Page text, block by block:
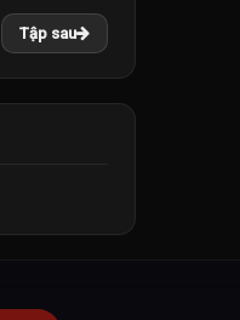
Tập sau